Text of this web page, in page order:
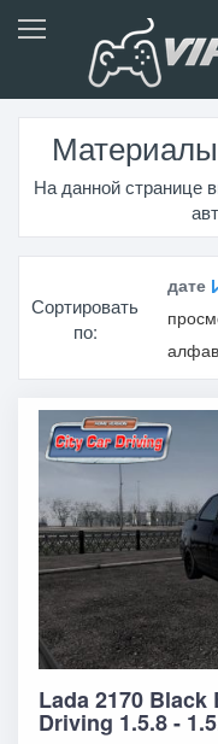
На данной странице
Сортировать
по:
дате
Lada 2170
Driving 1.5.8 -